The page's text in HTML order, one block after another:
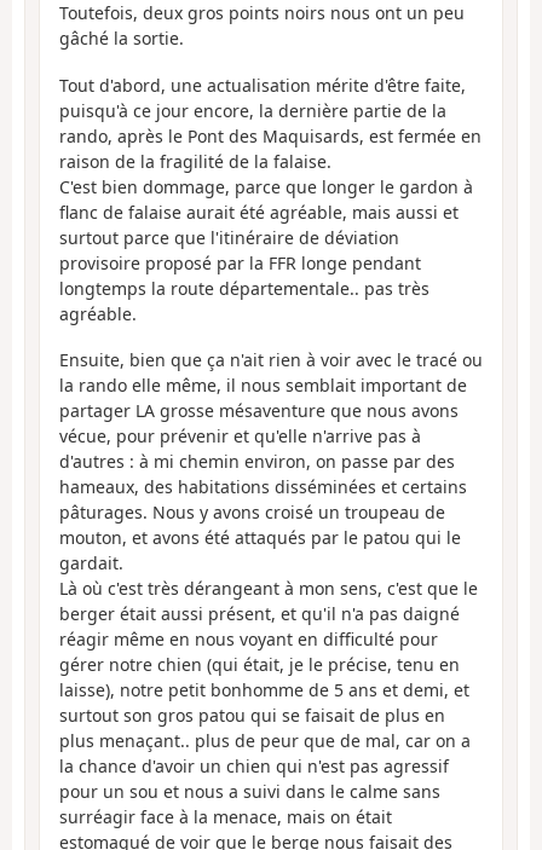
Toutefois, deux gros points noirs nous ont un peu
gâché la sortie.
Tout d'abord, une actualisation mérite d'être faite,
puisqu'à ce jour encore, la dernière partie de la
rando, après le Pont des Maquisards, est fermée en
raison de la fragilité de la falaise.
C'est bien dommage, parce que longer le gardon à
flanc de falaise aurait été agréable, mais aussi et
surtout parce que l'itinéraire de déviation
provisoire proposé par la FFR longe pendant
longtemps la route départementale.. pas très
agréable.
Ensuite, bien que ça n'ait rien à voir avec le tracé ou
la rando elle même, il nous semblait important de
partager LA grosse mésaventure que nous avons
vécue, pour prévenir et qu'elle n'arrive pas à
d'autres : à mi chemin environ, on passe par des
hameaux, des habitations disséminées et certains
pâturages. Nous y avons croisé un troupeau de
mouton, et avons été attaqués par le patou qui le
gardait.
Là où c'est très dérangeant à mon sens, c'est que le
berger était aussi présent, et qu'il n'a pas daigné
réagir même en nous voyant en difficulté pour
gérer notre chien (qui était, je le précise, tenu en
laisse), notre petit bonhomme de 5 ans et demi, et
surtout son gros patou qui se faisait de plus en
plus menaçant.. plus de peur que de mal, car on a
la chance d'avoir un chien qui n'est pas agressif
pour un sou et nous a suivi dans le calme sans
surréagir face à la menace, mais on était
estomaqué de voir que le berge nous faisait des